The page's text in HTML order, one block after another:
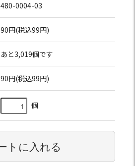
480-0004-03
90円(税込99円)
あと3,019個です
90円(税込99円)
個